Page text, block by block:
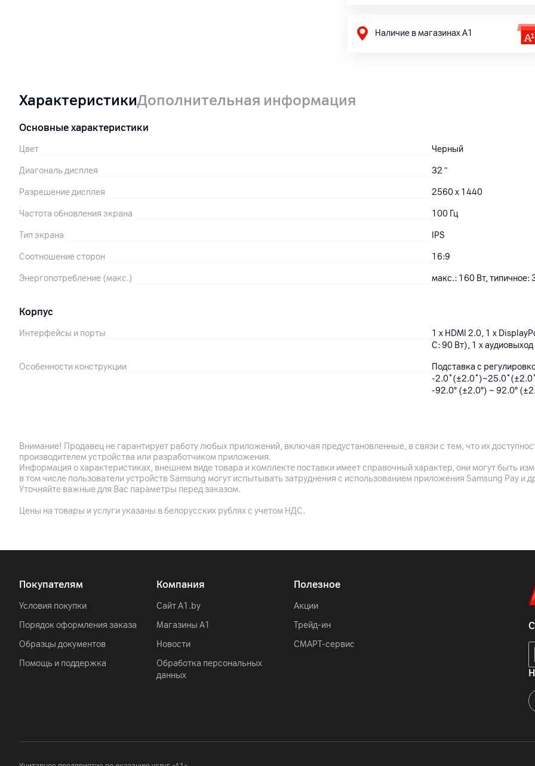
Наличие в магазинах А1
ХарактеристикиДополнительная информация
Основные характеристики
Цвет Черный
Диагональ дисплея 32 ″
Разрешение дисплея 2560 x 1440
Частота обновления экрана 100 Гц
Тип экрана IPS
Соотношение сторон 16:9
Энергопотребление (макс.) макс.: 160 Вт, типичное:
Корпус
Интерфейсы и порты
1 x HDMI 2.0, 1 x
C: 90 Вт), 1 x
Особенности конструкции
Подставка с
-
-92.0° (±2.0°) ~ 92.0°
Вес (с учетом подставки) 7.2 кг
Вес (без подставки) 4.7кг
Крепление VESA
Другие характеристики
Гарантия
Импортер ООО «ЭлкоТелеком»,
Производитель
Samsung Electronics
комплектная
Внимание! Продавец не гарантирует работу любых приложений, включая предустановленные, в связи с тем, что их
производителем устройства или разработчиком приложения.
Информация о характеристиках, внешнем виде товара и комплекте поставки имеет справочный характер, они могут быть
в том числе пользователи устройств Samsung могут испытывать затруднения с использованием приложения Samsung Pay и
Уточняйте важные для Вас параметры перед заказом.
Цены на товары и услуги указаны в белорусских рублях с учетом НДС.
Покупателям
Условия покупки
Порядок оформления заказа
Образцы документов
Помощь и поддержка
Компания
Сайт A1.by
Магазины А1
Новости
Обработка персональных
данных
Полезное
Акции
Трейд-ин
СМАРТ-сервис